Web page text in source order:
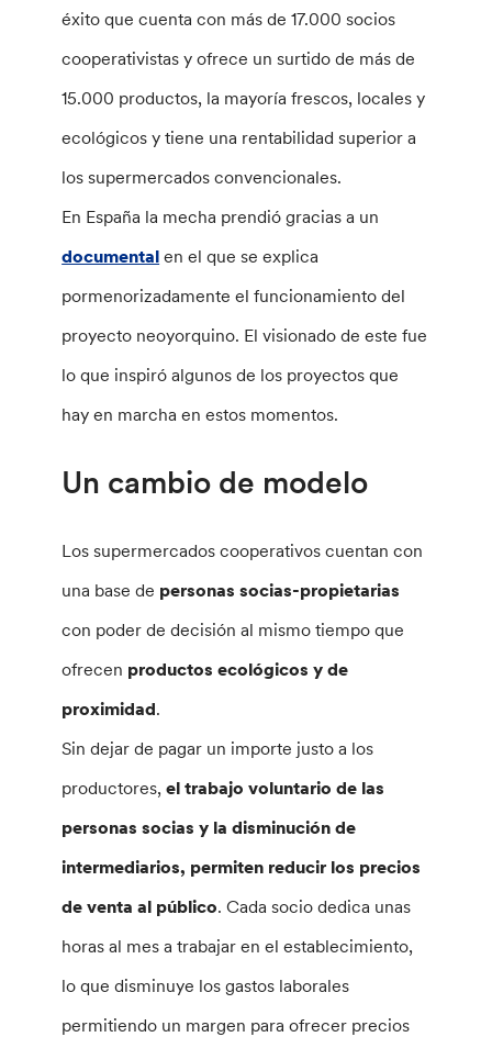
éxito que cuenta con más de 17.000 socios
cooperativistas y ofrece un surtido de más de
15.000 productos, la mayoría frescos, locales y
ecológicos y tiene una rentabilidad superior a
los supermercados convencionales.
En España la mecha prendió gracias a un
documental en el que se explica
pormenorizadamente el funcionamiento del
proyecto neoyorquino. El visionado de este fue
lo que inspiró algunos de los proyectos que
hay en marcha en estos momentos.
Un cambio de modelo
Los supermercados cooperativos cuentan con
una base de personas socias-propietarias
con poder de decisión al mismo tiempo que
ofrecen productos ecológicos y de
proximidad.
Sin dejar de pagar un importe justo a los
productores,el trabajo voluntario de las
personas socias y la disminución de
intermediarios, permiten reducir los precios
de venta al público. Cada socio dedica unas
horas al mes a trabajar en el establecimiento,
lo que disminuye los gastos laborales
permitiendo un margen para ofrecer precios